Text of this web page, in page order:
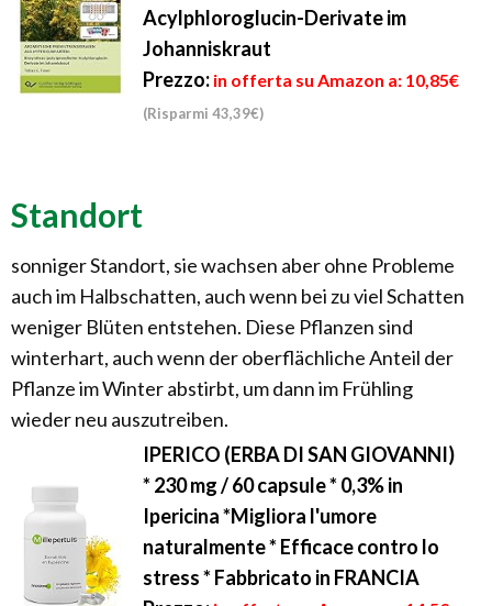
Acylphloroglucin-Derivate im
Johanniskraut
Prezzo: in offerta su Amazon a: 10,85€
(Risparmi 43,39€)
Standort
sonniger Standort, sie wachsen aber ohne Probleme
auch im Halbschatten, auch wenn bei zu viel Schatten
weniger Blüten entstehen. Diese Pflanzen sind
winterhart, auch wenn der oberflächliche Anteil der
Pflanze im Winter abstirbt, um dann im Frühling
wieder neu auszutreiben.
IPERICO (ERBA DI SAN GIOVANNI)
* 230 mg / 60 capsule * 0,3% in
Ipericina *Migliora l'umore
naturalmente * Efficace contro lo
stress * Fabbricato in FRANCIA